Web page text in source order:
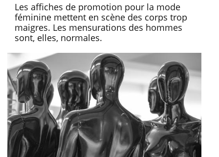
Les affiches de promotion pour la mode
féminine mettent en scène des corps trop
maigres. Les mensurations des hommes
sont, elles, normales.